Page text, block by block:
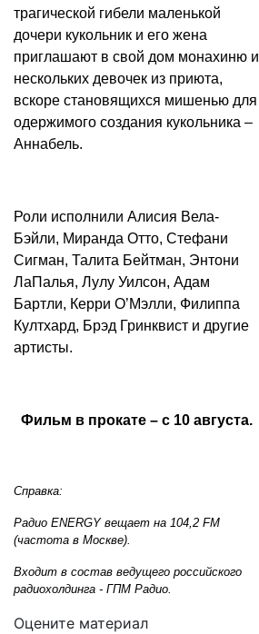
трагической гибели маленькой
дочери кукольник и его жена
приглашают в свой дом монахиню и
нескольких девочек из приюта,
вскоре становящихся мишенью для
одержимого создания кукольника –
Аннабель.
Роли исполнили Алисия Вела-
Бэйли, Миранда Отто, Стефани
Сигман, Талита Бейтман, Энтони
ЛаПалья, Лулу Уилсон, Адам
Бартли, Керри О’Мэлли, Филиппа
Култхард, Брэд Гринквист и другие
артисты.
Фильм в прокате – с 10 августа.
Справка:
Радио ENERGY вещает на 104,2 FM
(частота в Москве).
Входит в состав ведущего российского
радиохолдинга - ГПМ Радио.
Оцените материал